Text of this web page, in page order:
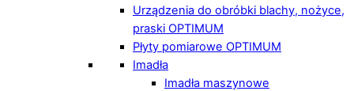
Urządzenia do obróbki blachy, nożyce,
praski OPTIMUM
Płyty pomiarowe OPTIMUM
Imadła
Imadła maszynowe